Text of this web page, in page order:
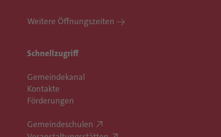
Weitere Öffnungszeiten
Schnellzugriff
Gemeindekanal
Kontakte
Förderungen
Gemeindeschulen